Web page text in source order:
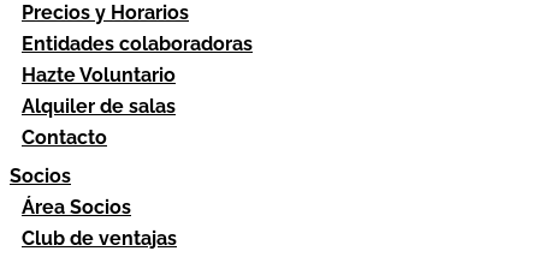
Precios y Horarios
Entidades colaboradoras
Hazte Voluntario
Alquiler de salas
Contacto
Socios
Área Socios
Club de ventajas